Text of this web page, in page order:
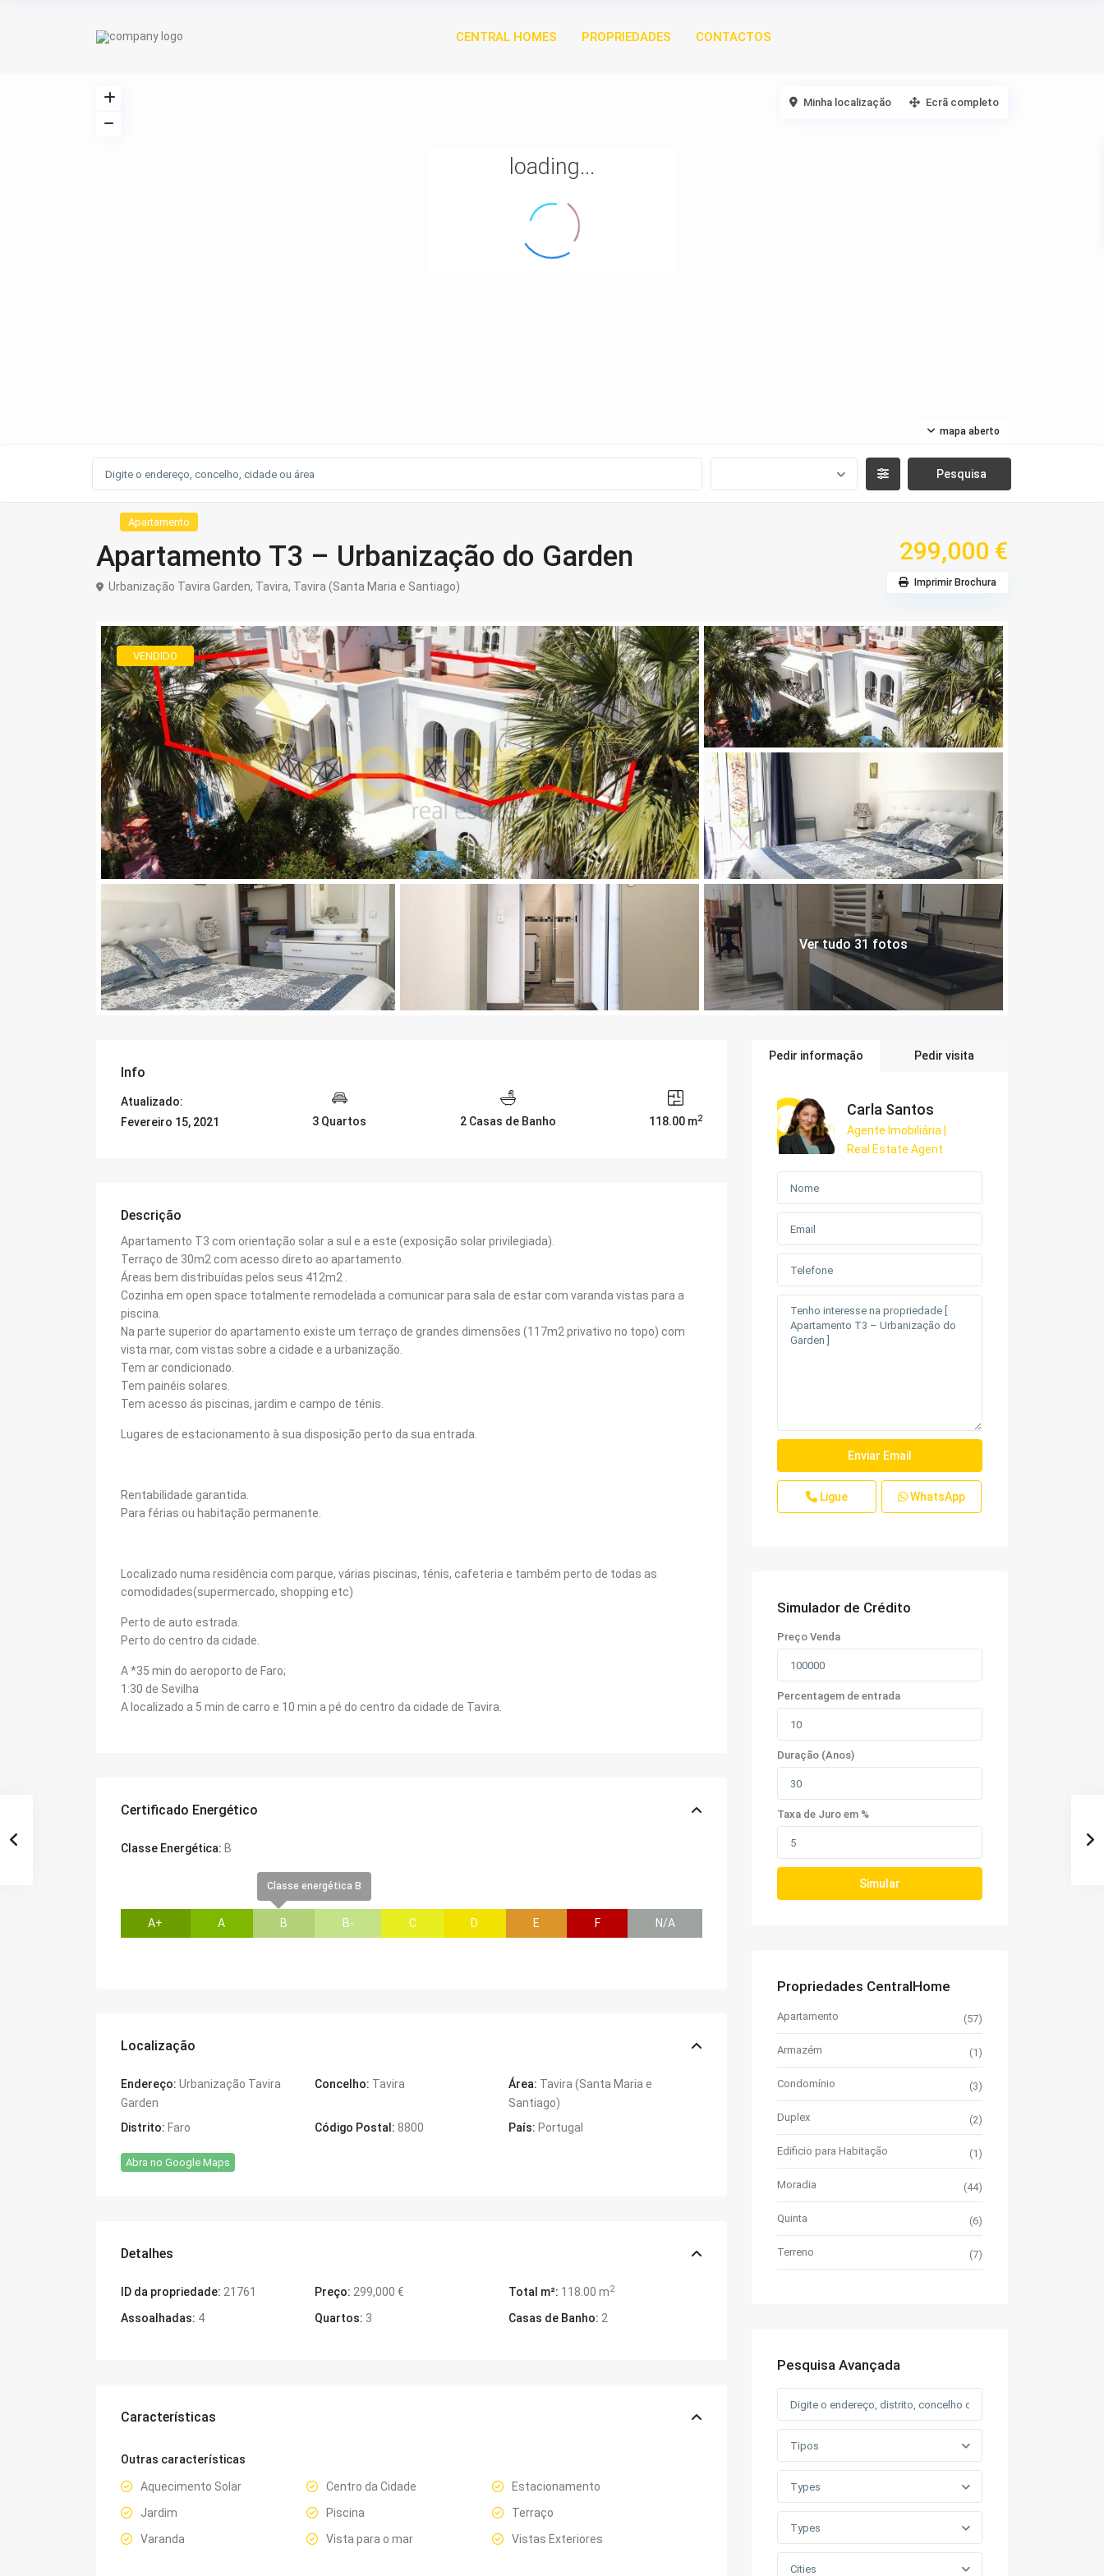
CENTRAL HOMES PROPRIEDADES CONTACTOS
loading...
mapa aberto
Minha localização Ecrã completo
Apartamento
Apartamento T3 – Urbanização do Garden 299,000 €
Urbanização Tavira Garden, Tavira, Tavira (Santa Maria e Santiago) Imprimir Brochura
VENDIDO
Ver tudo 31 fotos
Info
Atualizado:
Fevereiro 15, 2021
3 Quartos 2 Casas de Banho 118.00 m2
Descrição
Apartamento T3 com orientação solar a sul e a este (exposição solar privilegiada).
Terraço de 30m2 com acesso direto ao apartamento.
Áreas bem distribuídas pelos seus 412m2 .
Cozinha em open space totalmente remodelada a comunicar para sala de estar com varanda vistas para a
piscina.
Na parte superior do apartamento existe um terraço de grandes dimensões (117m2 privativo no topo) com
vista mar, com vistas sobre a cidade e a urbanização.
Tem ar condicionado.
Tem painéis solares.
Tem acesso ás piscinas, jardim e campo de ténis.
Lugares de estacionamento à sua disposição perto da sua entrada.
Rentabilidade garantida.
Para férias ou habitação permanente.
Localizado numa residência com parque, várias piscinas, ténis, cafeteria e também perto de todas as
comodidades(supermercado, shopping etc)
Perto de auto estrada.
Perto do centro da cidade.
A *35 min do aeroporto de Faro;
1:30 de Sevilha
A localizado a 5 min de carro e 10 min a pé do centro da cidade de Tavira.
Certificado Energético
Classe Energética: B
A+ A
Classe energética B
B B- C D E F N/A
Localização
Endereço: Urbanização Tavira
Garden
Concelho: Tavira Área: Tavira (Santa Maria e
Santiago)
Distrito: Faro Código Postal: 8800 País: Portugal
Abra no Google Maps
Detalhes
ID da propriedade: 21761 Preço: 299,000 € Total m²: 118.00 m2
Assoalhadas: 4 Quartos: 3 Casas de Banho: 2
Características
Outras características
Aquecimento Solar Centro da Cidade
Estacionamento
Jardim
Piscina
Terraço
Varanda
Vista para o mar Vistas Exteriores
Pedir informação Pedir visita
Carla Santos
Agente Imobiliária |
Real Estate Agent
Ligue WhatsApp
Simulador de Crédito
Preço Venda
Percentagem de entrada
Duração (Anos)
Taxa de Juro em %
Simular
Propriedades CentralHome
Apartamento (57)
Armazém (1)
Condomínio (3)
Duplex (2)
Edificio para Habitação (1)
Moradia (44)
Quinta (6)
Terreno (7)
Pesquisa Avançada
Tipos
Types
Types
Cities